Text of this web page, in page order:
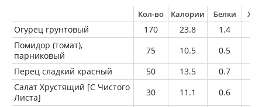
Кол-во Калории Белки
Огурец грунтовый 170 23.8 1.4
Помидор (томат),
парниковый
75 10.5 0.5
Перец сладкий красный
50 13.5 0.7
Салат Хрустящий [С Чистого
Листа]
30 11.1 0.6